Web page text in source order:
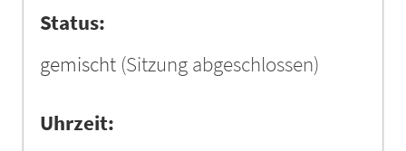
Status:
gemischt (Sitzung abgeschlossen)
Uhrzeit: